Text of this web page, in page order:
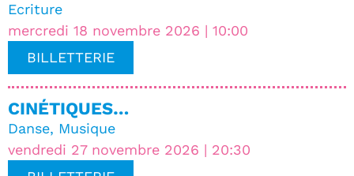
mercredi 18 novembre 2026 | 10:00
Ecriture
BILLETTERIE
vendredi 27 novembre 2026 | 20:30
CINÉTIQUES…
Danse, Musique